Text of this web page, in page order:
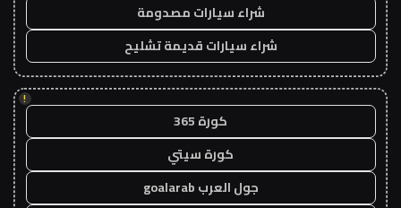
شراء سيارات مصدومة
شراء سيارات قديمة تشليح
!
كورة 365
كورة سيتي
جول العرب goalarab